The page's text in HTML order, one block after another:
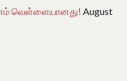
வெள்ளையானது! August